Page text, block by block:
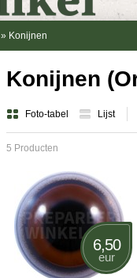
» Konijnen
Konijnen
Foto-tabel Lijst
5 Producten
6,50
eur